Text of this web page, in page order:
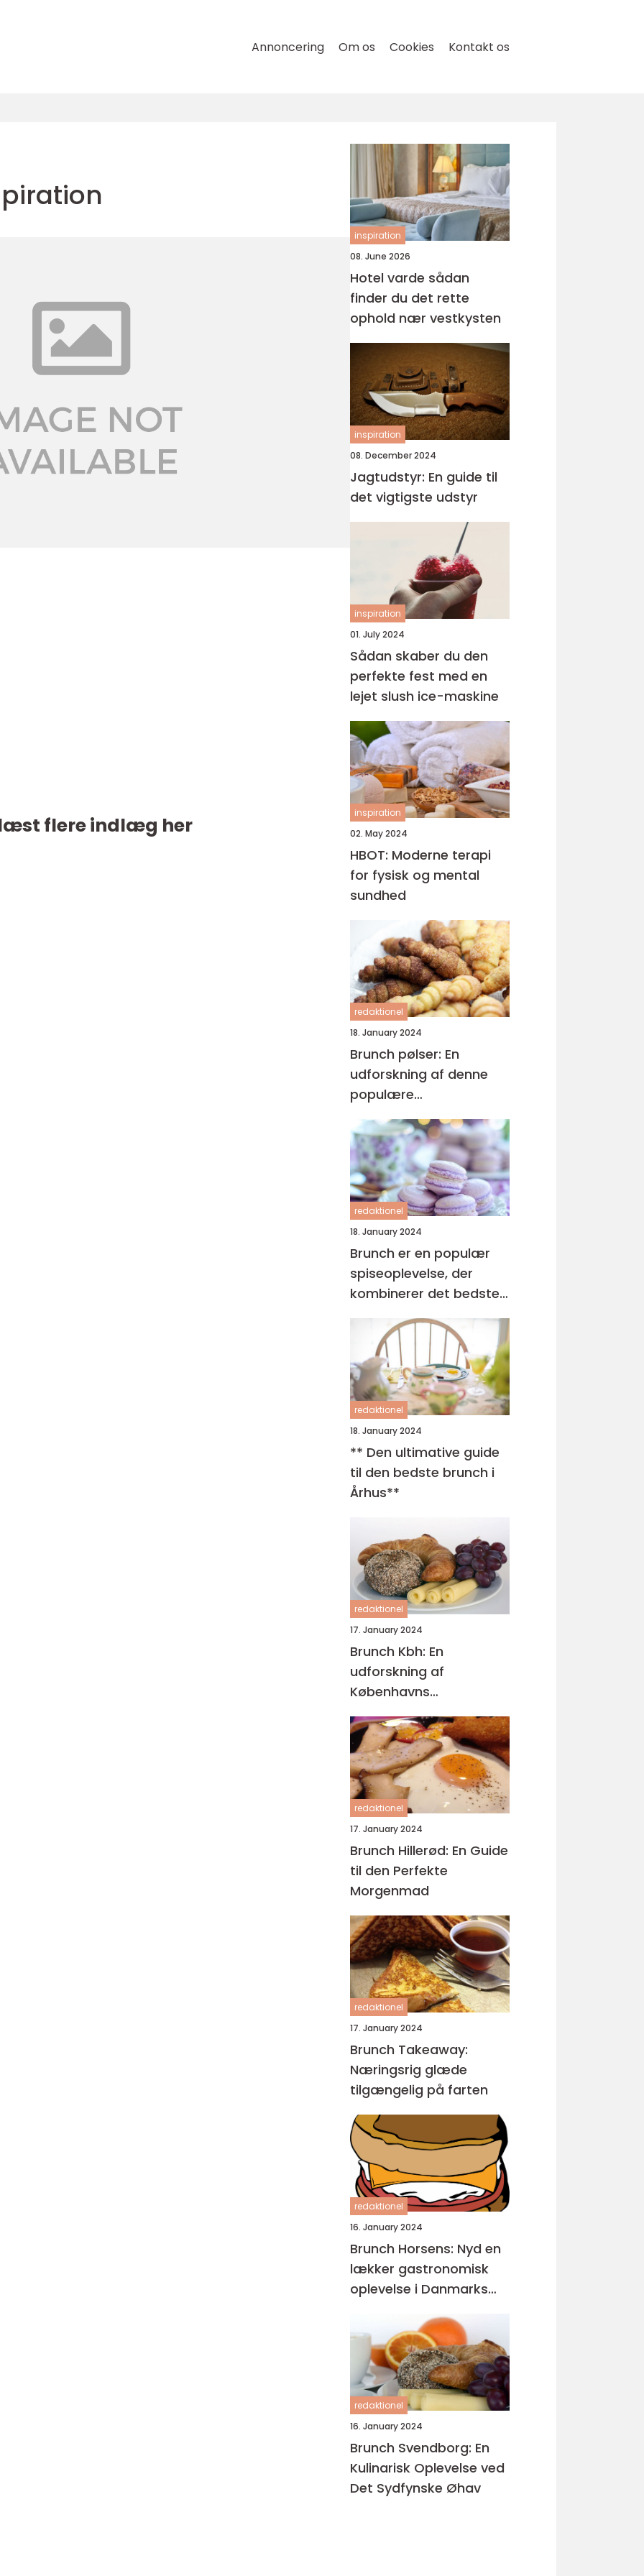
Annoncering Om os Cookies Kontakt os
flere indlæg her
inspiration
08. June 2026
Hotel varde sådan
finder du det rette
ophold nær vestkysten
inspiration
08. December 2024
Jagtudstyr: En guide til
det vigtigste udstyr
inspiration
01. July 2024
Sådan skaber du den
perfekte fest med en
lejet slush ice-maskine
inspiration
02. May 2024
HBOT: Moderne terapi
for fysisk og mental
sundhed
redaktionel
18. January 2024
Brunch pølser: En
udforskning af denne
populære
morgenmadsgenstand
redaktionel
18. January 2024
Brunch er en populær
spiseoplevelse, der
kombinerer det bedste
fra morgenmad og
frokost
redaktionel
18. January 2024
** Den ultimative guide
til den bedste brunch i
Århus**
redaktionel
17. January 2024
Brunch Kbh: En
udforskning af
Københavns
brunchscene
redaktionel
17. January 2024
Brunch Hillerød: En Guide
til den Perfekte
Morgenmad
redaktionel
17. January 2024
Brunch Takeaway:
Næringsrig glæde
tilgængelig på farten
redaktionel
16. January 2024
Brunch Horsens: Nyd en
lækker gastronomisk
oplevelse i Danmarks
redaktionel
16. January 2024
Brunch Svendborg: En
Kulinarisk Oplevelse ved
Det Sydfynske Øhav